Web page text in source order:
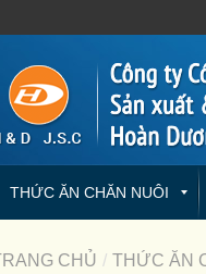
THỨC ĂN CHĂN NUÔI
CHỦ / THỨC ĂN